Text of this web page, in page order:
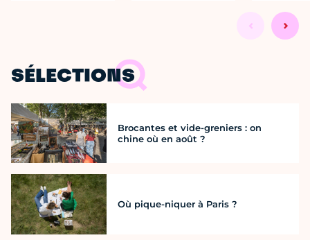
SÉLECTIONS
Brocantes et vide-greniers : on
chine où en août ?
Où pique-niquer à Paris ?